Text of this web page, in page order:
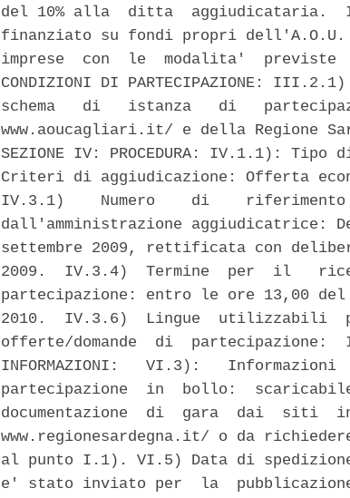
del 10% alla  ditta  aggiudicataria.
finanziato su fondi propri
imprese  con  le  modalita'  previste
CONDIZIONI DI
schema   di   istanza   di
www.aoucagliari.it/ e della Regione
SEZIONE IV: PROCEDURA: IV.1.1):
Criteri di aggiudicazione: Offerta
IV.3.1)    Numero    di
dall'amministrazione aggiudicatrice:
settembre 2009, rettificata con
2009.  IV.3.4)  Termine  per  il
partecipazione: entro le ore 13,00
2010.  IV.3.6)  Lingue  utilizzabili
offerte/domande  di  partecipazione:
INFORMAZIONI:   VI.3):
partecipazione  in  bollo:
documentazione  di  gara  dai  siti
www.regionesardegna.it/ o da
al punto I.1). VI.5) Data di
e' stato inviato per  la